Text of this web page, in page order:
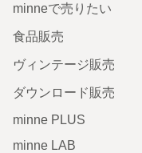
minneで売りたい
食品販売
ヴィンテージ販売
ダウンロード販売
minne PLUS
minne LAB